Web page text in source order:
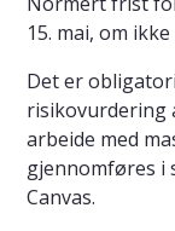
15. mai, om
Det er
risikovurdering
arbeide med
gjennomføres i
Canvas.